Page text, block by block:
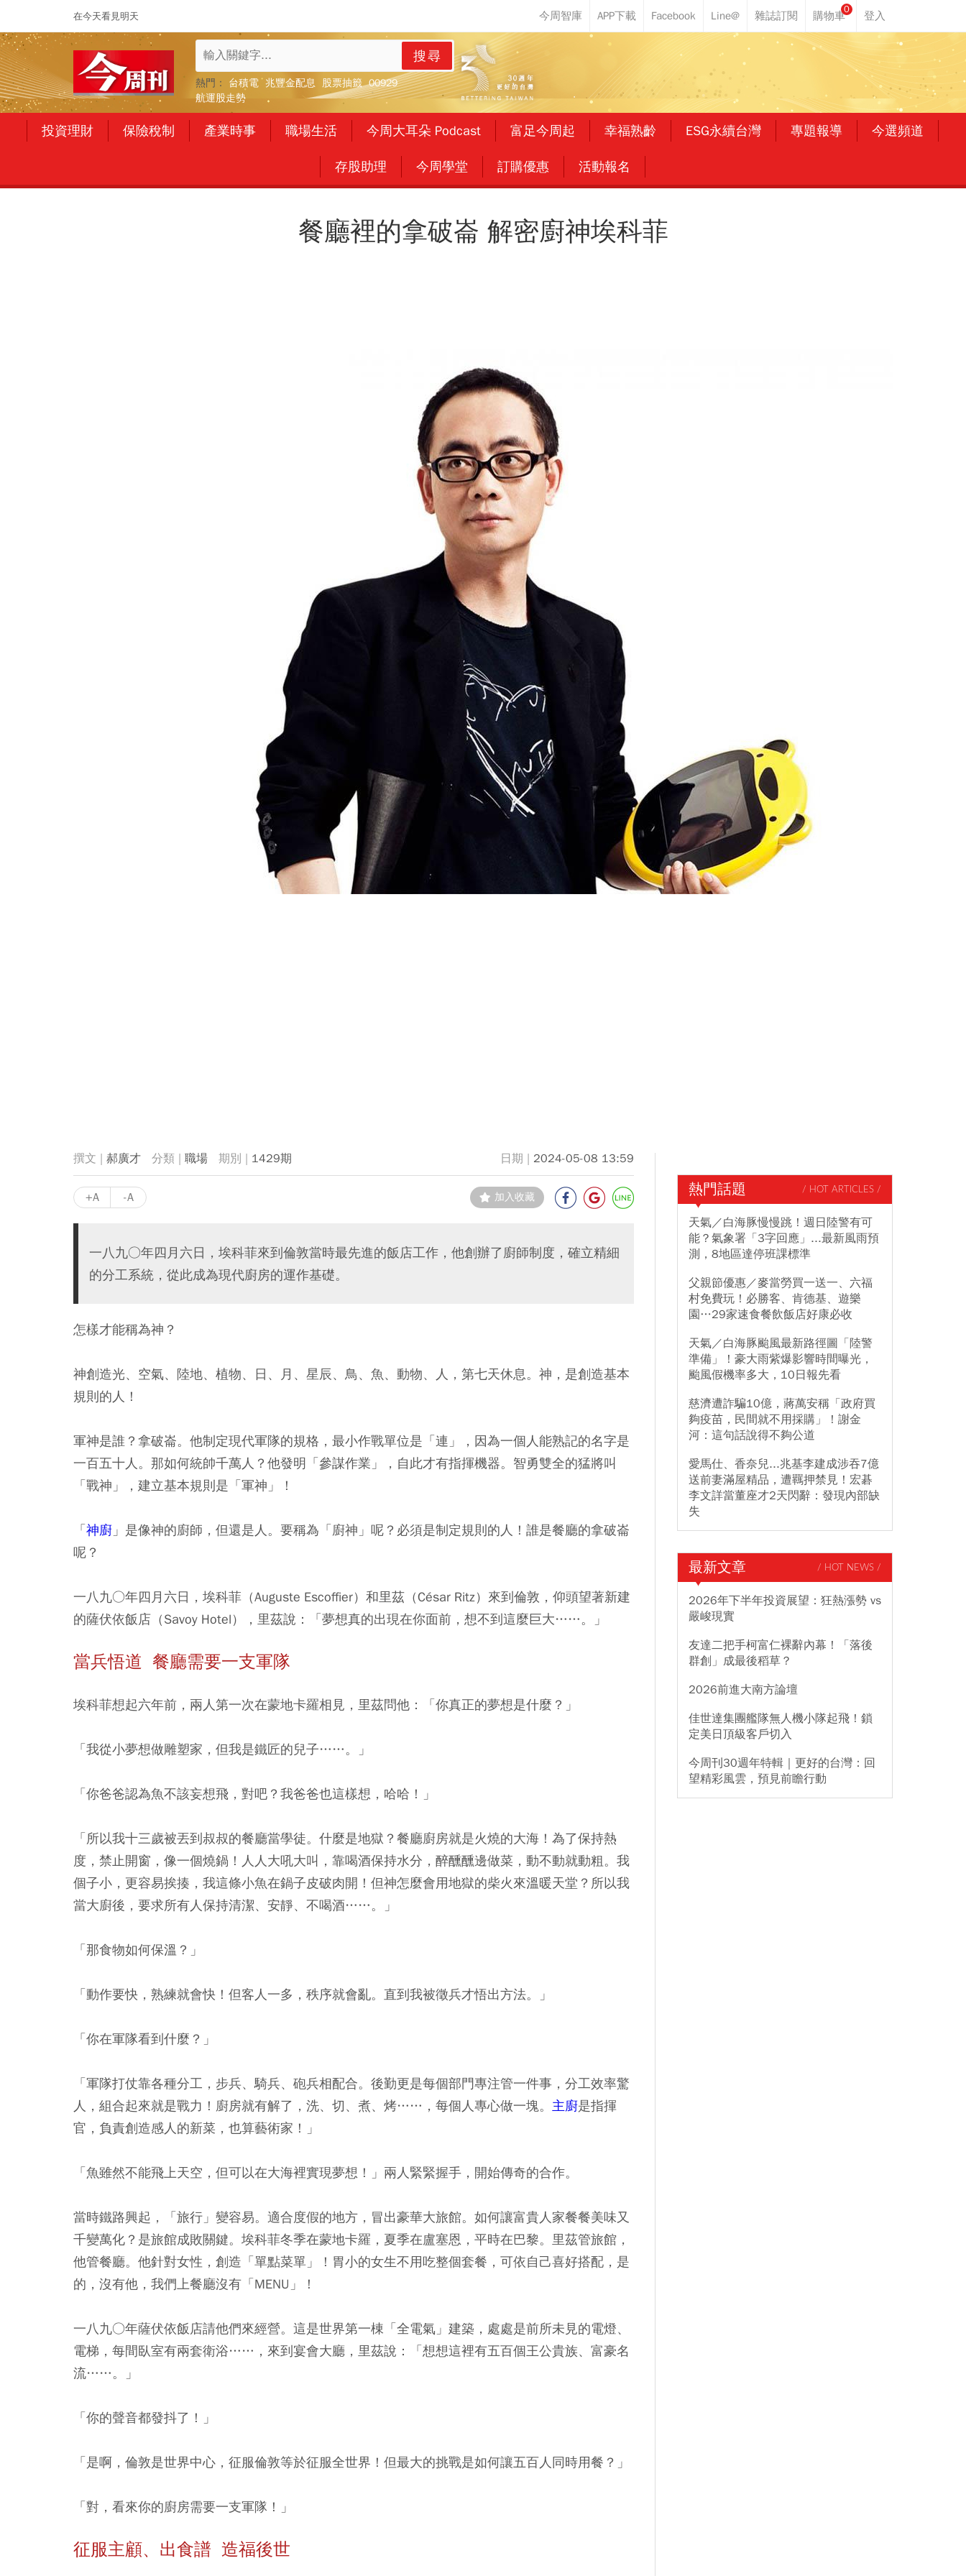
在今天看見明天
0
搜尋
熱門： 台積電 兆豐金配息 股票抽籤 00929
航運股走勢
投資理財 保險稅制 產業時事 職場生活 今周大耳朵 Podcast 富足今周起 幸福熟齡 ESG永續台灣 專題報導 今選頻道
存股助理 今周學堂 訂購優惠 活動報名
餐廳裡的拿破崙 解密廚神埃科菲
郝廣才 職場 1429期 2024-05-08 13:59
+A -A 加入收藏
一八九○年四月六日，埃科菲來到倫敦當時最先進的飯店工作，他創辦了廚師制度，確立精細
的分工系統，從此成為現代廚房的運作基礎。
怎樣才能稱為神？
神創造光、空氣、陸地、植物、日、月、星辰、鳥、魚、動物、人，第七天休息。神，是創造基本
規則的人！
軍神是誰？拿破崙。他制定現代軍隊的規格，最小作戰單位是「連」，因為一個人能熟記的名字是
一百五十人。那如何統帥千萬人？他發明「參謀作業」，自此才有指揮機器。智勇雙全的猛將叫
「戰神」，建立基本規則是「軍神」！
「神廚 」是像神的廚師，但還是人。要稱為「廚神」呢？必須是制定規則的人！誰是餐廳的拿破崙
呢？
一八九○年四月六日，埃科菲（Auguste Escoffier）和里茲（César Ritz）來到倫敦，仰頭望著新建
的薩伏依飯店（Savoy Hotel），里茲說：「夢想真的出現在你面前，想不到這麼巨大……。」
當兵悟道 餐廳需要一支軍隊
埃科菲想起六年前，兩人第一次在蒙地卡羅相見，里茲問他：「你真正的夢想是什麼？」
「我從小夢想做雕塑家，但我是鐵匠的兒子……。」
「你爸爸認為魚不該妄想飛，對吧？我爸爸也這樣想，哈哈！」
「所以我十三歲被丟到叔叔的餐廳當學徒。什麼是地獄？餐廳廚房就是火燒的大海！為了保持熱
度，禁止開窗，像一個燒鍋！人人大吼大叫，靠喝酒保持水分，醉醺醺邊做菜，動不動就動粗。我
個子小，更容易挨揍，我這條小魚在鍋子皮破肉開！但神怎麼會用地獄的柴火來溫暖天堂？所以我
當大廚後，要求所有人保持清潔、安靜、不喝酒……。」
「那食物如何保溫？」
「動作要快，熟練就會快！但客人一多，秩序就會亂。直到我被徵兵才悟出方法。」
「你在軍隊看到什麼？」
「軍隊打仗靠各種分工，步兵、騎兵、砲兵相配合。後勤更是每個部門專注管一件事，分工效率驚
人，組合起來就是戰力！廚房就有解了，洗、切、煮、烤……，每個人專心做一塊。 主廚是指揮
官，負責創造感人的新菜，也算藝術家！」
「魚雖然不能飛上天空，但可以在大海裡實現夢想！」兩人緊緊握手，開始傳奇的合作。
當時鐵路興起，「旅行」變容易。適合度假的地方，冒出豪華大旅館。如何讓富貴人家餐餐美味又
千變萬化？是旅館成敗關鍵。埃科菲冬季在蒙地卡羅，夏季在盧塞恩，平時在巴黎。里茲管旅館，
他管餐廳。他針對女性，創造「單點菜單」！胃小的女生不用吃整個套餐，可依自己喜好搭配，是
的，沒有他，我們上餐廳沒有「MENU」！
一八九○年薩伏依飯店請他們來經營。這是世界第一棟「全電氣」建築，處處是前所未見的電燈、
電梯，每間臥室有兩套衛浴……，來到宴會大廳，里茲說：「想想這裡有五百個王公貴族、富豪名
流……。」
「你的聲音都發抖了！」
「是啊，倫敦是世界中心，征服倫敦等於征服全世界！但最大的挑戰是如何讓五百人同時用餐？」
「對，看來你的廚房需要一支軍隊！」
征服主顧、出食譜 造福後世
熱門話題 / HOT ARTICLES /
天氣／白海豚慢慢跳！週日陸警有可
能？氣象署「3字回應」...最新風雨預
測，8地區達停班課標準
父親節優惠／麥當勞買一送一、六福
村免費玩！必勝客、肯德基、遊樂
園…29家速食餐飲飯店好康必收
天氣／白海豚颱風最新路徑圖「陸警
準備」！豪大雨紫爆影響時間曝光，
颱風假機率多大，10日報先看
慈濟遭詐騙10億，蔣萬安稱「政府買
夠疫苗，民間就不用採購」！謝金
河：這句話說得不夠公道
愛馬仕、香奈兒...兆基李建成涉吞7億
送前妻滿屋精品，遭羈押禁見！宏碁
李文詳當董座才2天閃辭：發現內部缺
失
最新文章 / HOT NEWS /
2026年下半年投資展望：狂熱漲勢 vs
嚴峻現實
友達二把手柯富仁裸辭內幕！「落後
群創」成最後稻草？
2026前進大南方論壇
佳世達集團艦隊無人機小隊起飛！鎖
定美日頂級客戶切入
今周刊30週年特輯｜更好的台灣：回
望精彩風雲，預見前瞻行動